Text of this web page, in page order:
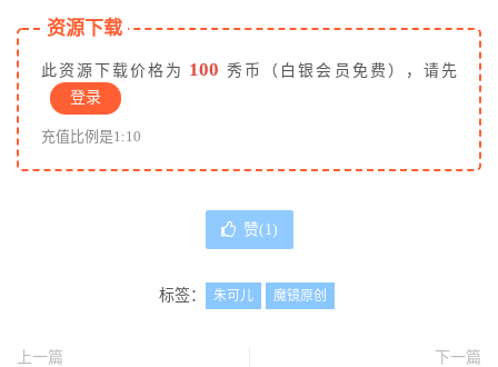
资源下载
此资源下载价格为 100 秀币（白银会员免费），请先
登录
充值比例是1:10
赞(1)
标签： 朱可儿 魔镜原创
上一篇
下一篇